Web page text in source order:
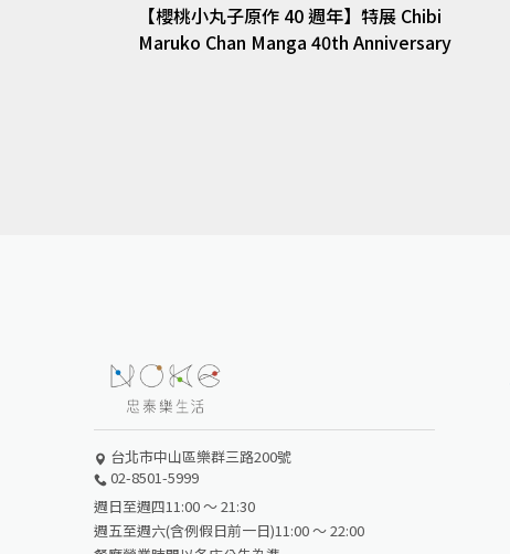
【櫻桃小丸子原作 40 週年】特展 Chibi
Maruko Chan Manga 40th Anniversary
台北市中山區樂群三路200號
02-8501-5999
週日至週四11:00 ～ 21:30
週五至週六(含例假日前一日)11:00 ～ 22:00